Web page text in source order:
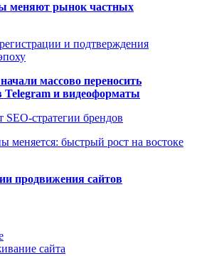
меняют рынок частных
и подтверждения
массово переносить
и видеоформаты
SEO-стратегии брендов
меняется: быстрый рост на востоке
продвижения сайтов
сайта